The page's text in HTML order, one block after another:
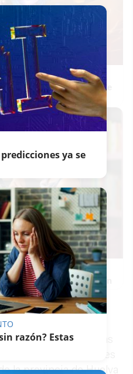
escuela ¡Cómo los de
tiene una explicación
denuncia
violencia y
estar expuestas
marroquíes
la provincia de Huelva
ya se
razón? Estas